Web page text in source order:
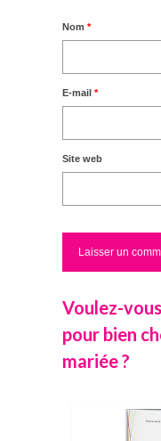
Nom *
E-mail *
Site web
Voulez-
pour bien
mariée ?